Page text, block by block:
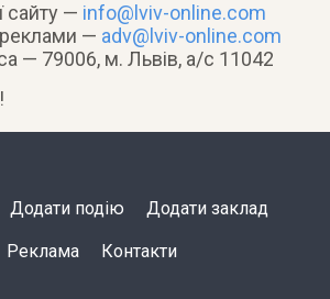
сайту — info@lviv-online.com
— adv@lviv-online.com
— 79006, м. Львів, а/c 11042
Додати подію Додати заклад
Реклама Контакти